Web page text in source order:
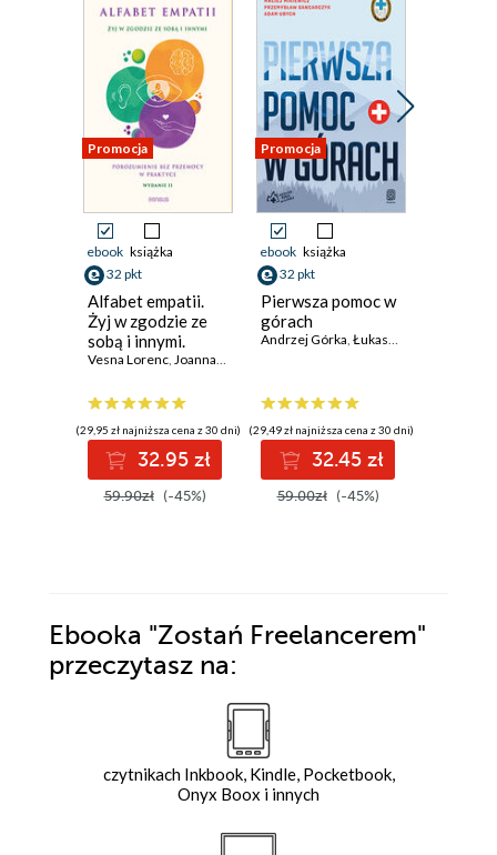
Promocja
ebook książka
32 pkt
Alfabet empatii.
Żyj w zgodzie ze
sobą i innymi.
Porozumienie bez
praktyce. Wydanie
Vesna Lorenc, Joanna Berendt
(29,95 zł najniższa cena z 30 dni)
32.95 zł
59.90zł (-45%)
Promocja
ebook książka
32 pkt
Pierwsza pomoc w
górach
Andrzej Górka, Łukasz Migiel
(29,49 zł najniższa cena z 30 dni)
32.45 zł
59.00zł (-45%)
Ebooka "Zostań Freelancerem"
przeczytasz na:
czytnikach Inkbook, Kindle, Pocketbook,
Onyx Boox i innych